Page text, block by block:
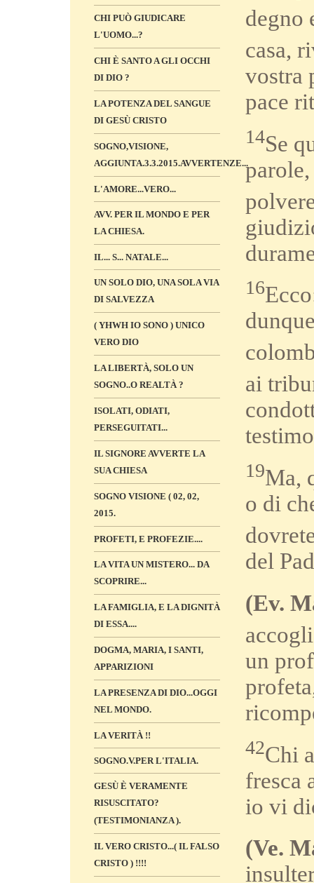
CHI PUÒ GIUDICARE
L'UOMO...?
CHI È SANTO A GLI OCCHI
DI DIO ?
LA POTENZA DEL SANGUE
DI GESÙ CRISTO
SOGNO,VISIONE,
AGGIUNTA.3.3.2015.AVVERTENZE...
L'AMORE...VERO...
AVV. PER IL MONDO E PER
LA CHIESA.
IL... S... NATALE...
UN SOLO DIO, UNA SOLA VIA
DI SALVEZZA
( YHWH IO SONO ) UNICO
VERO DIO
LA LIBERTÀ, SOLO UN
SOGNO..O REALTÀ ?
ISOLATI, ODIATI,
PERSEGUITATI...
IL SIGNORE AVVERTE LA
SUA CHIESA
SOGNO VISIONE ( 02, 02,
2015.
PROFETI, E PROFEZIE....
LA VITA UN MISTERO... DA
SCOPRIRE...
LA FAMIGLIA, E LA DIGNITÀ
DI ESSA....
DOGMA, MARIA, I SANTI,
APPARIZIONI
LA PRESENZA DI DIO...OGGI
NEL MONDO.
LA VERITÀ !!
SOGNO.V.PER L'ITALIA.
GESÙ È VERAMENTE
RISUSCITATO?
(TESTIMONIANZA ).
IL VERO CRISTO...( IL FALSO
CRISTO ) !!!!
degno
casa,
vostra
pace
14Se
16
ai
19Ma,
o di
del
(Ev.
un
42Chi
fresca
io vi
(Ve.